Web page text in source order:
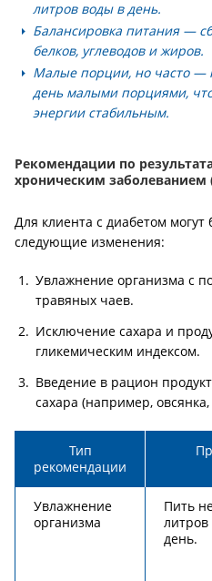
литров воды в день.
Балансировка питания—
белков, углеводов и жиров.
Малые порции, но часто—
день малыми порциями,
энергии стабильным.
Рекомендации по
хроническим заболеванием
Для клиента с диабетом
следующие изменения:
Увлажнение организма с
травяных чаев.
Исключение сахара и
гликемическим индексом.
Введение в рацион
сахара (например,
Тип
рекомендации
Увлажнение
организма
Пить
день.